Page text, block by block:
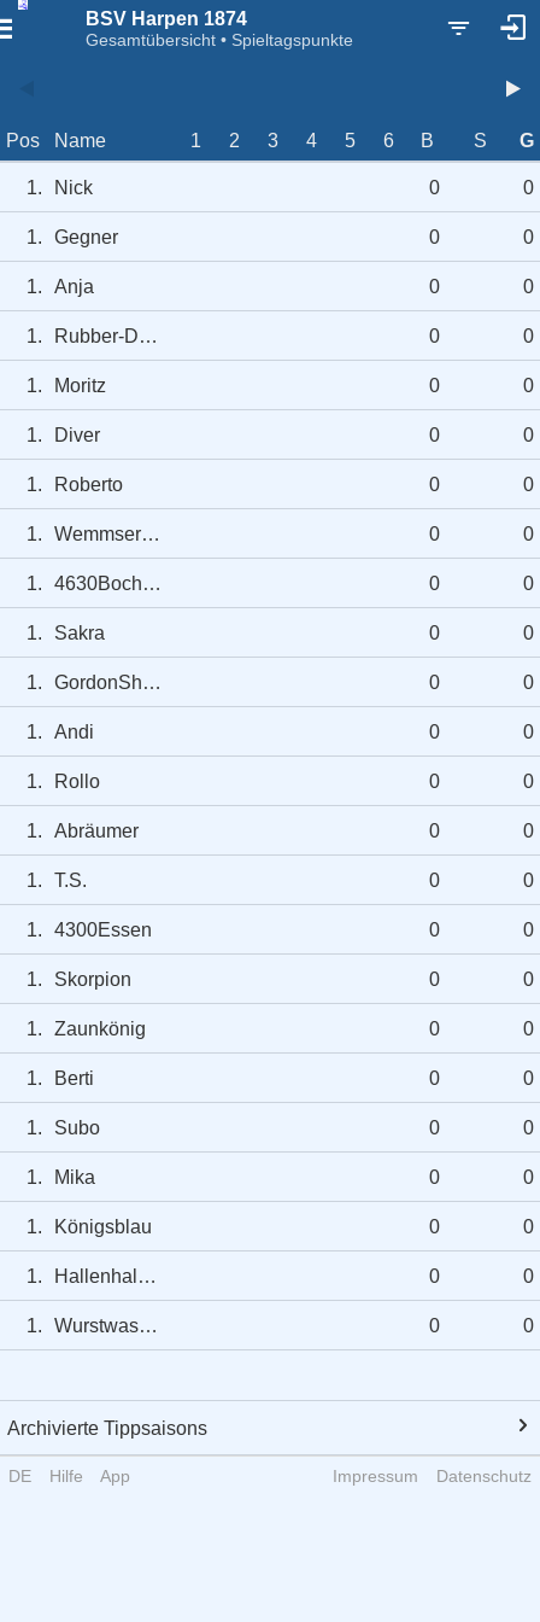
BSV Harpen 1874
Gesamtübersicht • Spieltagspunkte
Pos Name 1 2 3 4 5 6 B S G
1. Nick 0 0
1. Gegner 0 0
1. Anja 0 0
1. Rubber-Duck 0 0
1. Moritz 0 0
1. Diver 0 0
1. Roberto 0 0
1. WemmserGriggi 0 0
1. 4630Bochum 0 0
1. Sakra 0 0
1. GordonShumway 0 0
1. Andi 0 0
1. Rollo 0 0
1. Abräumer 0 0
1. T.S. 0 0
1. 4300Essen 0 0
1. Skorpion 0 0
1. Zaunkönig 0 0
1. Berti 0 0
1. Subo 0 0
1. Mika 0 0
1. Königsblau 0 0
1. Hallenhalma 0 0
1. Wurstwasser 0 0
Archivierte Tippsaisons
DE Hilfe App Impressum Datenschutz